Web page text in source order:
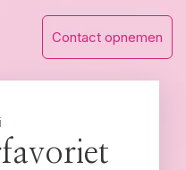
Contact opnemen